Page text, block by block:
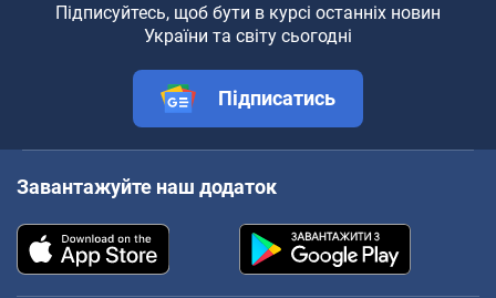
Підписуйтесь, щоб бути в курсі останніх новин
України та світу сьогодні
Підписатись
Завантажуйте наш додаток